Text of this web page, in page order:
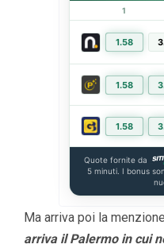
1
1.58
1.58
1.58
Quote fornite da
5 minuti. I bonus
Ma arriva poi la
arriva il Palermo in cui